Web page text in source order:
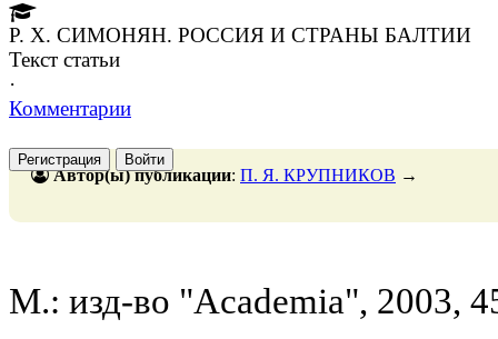
Р. Х. СИМОНЯН. РОССИЯ И СТРАНЫ БАЛТИИ
Текст статьи
·
Комментарии
Регистрация Войти
Автор(ы) публикации: П. Я. КРУПНИКОВ →
М.: изд-во "Academia", 2003,